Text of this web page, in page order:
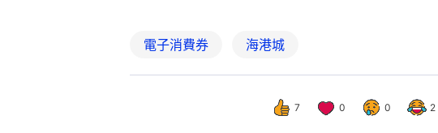
電子消費券 海港城
7 0 0 2